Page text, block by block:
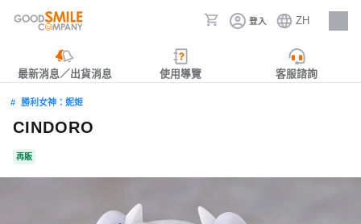
登入 ZH
人才招募
最新消息／出貨消息 使用導覽 客服諮詢
勝利女神：妮姬
CINDORO
再販